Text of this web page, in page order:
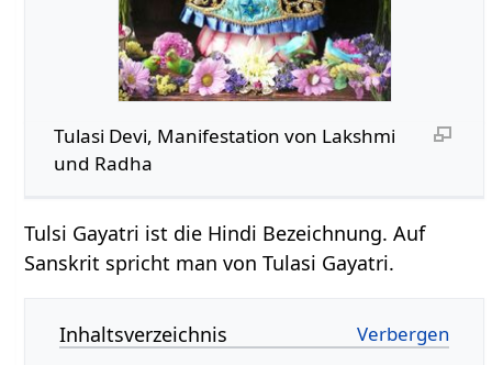
Tulasi Devi, Manifestation von Lakshmi
und Radha
Tulsi Gayatri ist die Hindi Bezeichnung. Auf
Sanskrit spricht man von Tulasi Gayatri.
Inhaltsverzeichnis